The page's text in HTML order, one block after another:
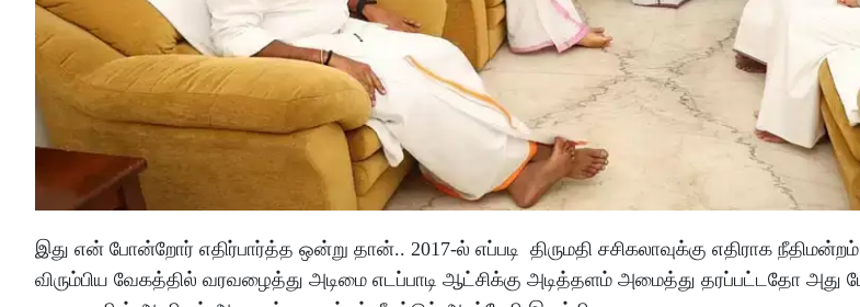
இது என் போன்றோர் எதிர்பார்த்த ஒன்று தான்.. 2017-ல் எப்படி திருமதி சசிகலாவுக்கு எதிராக
விரும்பிய வேகத்தில் வரவழைத்து அடிமை எடப்பாடி ஆட்சிக்கு அடித்தளம் அமைத்து தரப்பட்டதோ